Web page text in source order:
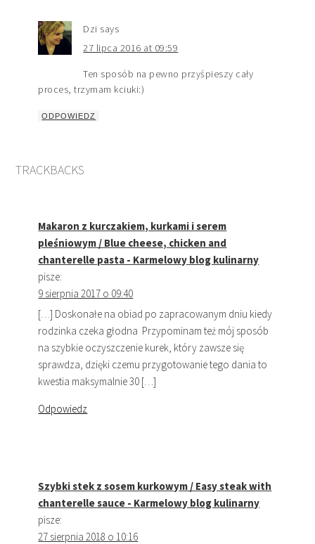
Dzi says
27 lipca 2016 at 09:59
Ten sposób na pewno przyśpieszy cały
proces, trzymam kciuki:)
ODPOWIEDZ
TRACKBACKS
Makaron z kurczakiem, kurkami i serem
pleśniowym / Blue cheese, chicken and
chanterelle pasta - Karmelowy blog kulinarny
pisze:
9 sierpnia 2017 o 09:40
[…] Doskonałe na obiad po zapracowanym dniu kiedy
rodzinka czeka głodna Przypominam też mój sposób
na szybkie oczyszczenie kurek, który zawsze się
sprawdza, dzięki czemu przygotowanie tego dania to
kwestia maksymalnie 30 […]
Odpowiedz
Szybki stek z sosem kurkowym / Easy steak with
chanterelle sauce - Karmelowy blog kulinarny
pisze:
27 sierpnia 2018 o 10:16